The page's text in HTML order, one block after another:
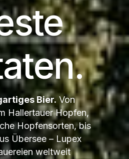
Bier.Von
Hallertauer Hopfen,
Hopfensorten, bis
Übersee – Lupex
weltweit